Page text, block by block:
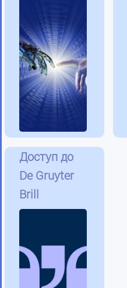
Доступ до
De Gruyter
Brill